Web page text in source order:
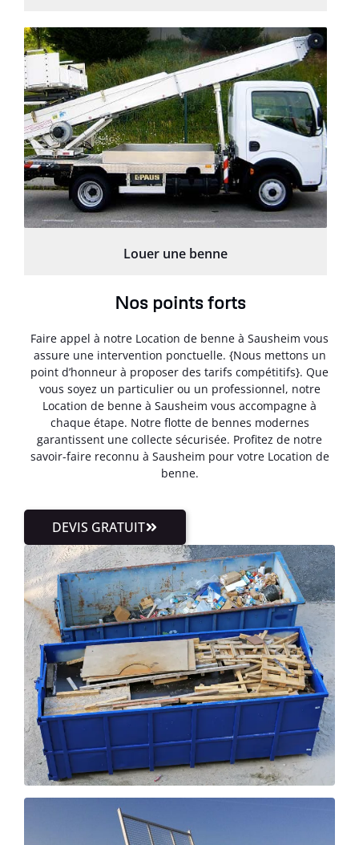
Louer une benne
Nos points forts
Faire appel à notre Location de benne à Sausheim vous
assure une intervention ponctuelle. {Nous mettons un
point d’honneur à proposer des tarifs compétitifs}. Que
vous soyez un particulier ou un professionnel, notre
Location de benne à Sausheim vous accompagne à
chaque étape. Notre flotte de bennes modernes
garantissent une collecte sécurisée. Profitez de notre
savoir-faire reconnu à Sausheim pour votre Location de
benne.
DEVIS GRATUIT